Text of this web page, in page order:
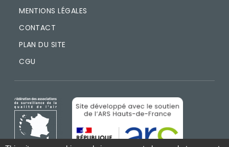
MENTIONS LÉGALES
CONTACT
PLAN DU SITE
CGU
IMAGE IMAGE